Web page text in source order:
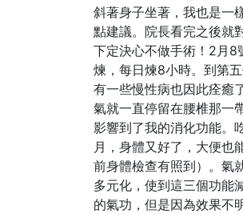
斜著身子坐著，我也是一
點建議。院長看完之後就
下定決心不做手術！2月8
煉，每日煉8小時。到第
有一些慢性病也因此痊癒
氣就一直停留在腰椎那一
影響到了我的消化功能。
月，身體又好了，大便也
前身體檢查有照到）。氣
多元化，使到這三個功能
的氣功，但是因為效果不